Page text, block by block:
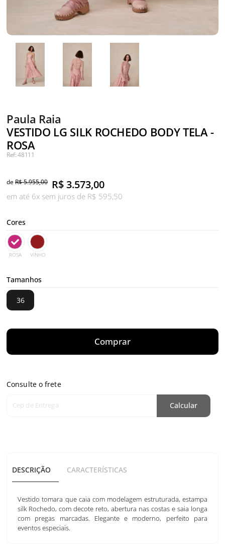
Paula Raia
VESTIDO LG SILK ROCHEDO BODY TELA -
ROSA
Ref: 48111
deR$ 5.955,00 R$3.573,00
em até 6x sem juros de R$ 595,50
Cores
ROSA VINHO
Tamanhos
36
Comprar
Consulte o frete
Cep de Entrega Calcular
DESCRIÇÃO CARACTERÍSTICAS
Vestido tomara que caia com modelagem estruturada, estampa
silk Rochedo, com decote reto, abertura nas costas e saia longa
com pregas marcadas. Elegante e moderno, perfeito para
eventos especiais.